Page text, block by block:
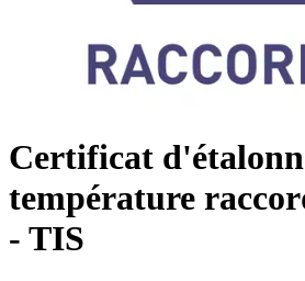
Certificat
température
- TIS